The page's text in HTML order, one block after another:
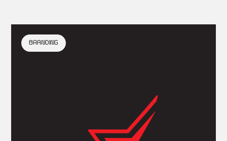
BRANDING